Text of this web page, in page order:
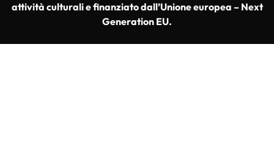
attività culturali e finanziato dall’Unione europea – Next
Generation EU.